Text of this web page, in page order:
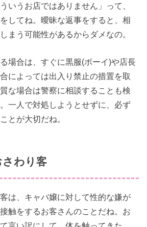
いうお店ではありません」って、
してね。曖昧な返事をすると、相
まう可能性があるからダメなの。
場合は、すぐに黒服(ボーイ)や店長
によっては出入り禁止の措置を取
な場合は警察に相談することも検
一人で対処しようとせずに、必ず
とが大切だね。
わり客
は、キャバ嬢に対して性的な嫌が
触をするお客さんのことだね。お